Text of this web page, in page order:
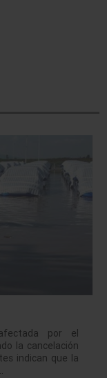
por el
la cancelación
indican que la